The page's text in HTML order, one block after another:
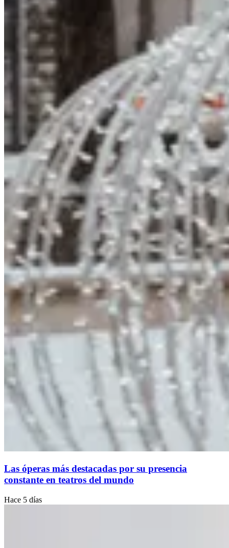
Las óperas más destacadas por su presencia
constante en teatros del mundo
Hace 5 días